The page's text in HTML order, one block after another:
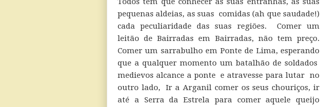
pequenas aldeias, as suas comidas (ah que saudade!)
cada peculiaridade das suas regiões. Comer um
leitão de Bairradas em Bairradas, não tem preço.
Comer um sarrabulho em Ponte de Lima, esperando
que a qualquer momento um batalhão de soldados
medievos alcance a ponte e atravesse para lutar no
outro lado, Ir a Arganil comer os seus chouriços, ir
até a Serra da Estrela para comer aquele queijo